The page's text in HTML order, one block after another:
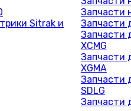
Sitrak и
Запчасти
Запчасти
Запчасти
XCMG
Запчасти
XGMA
Запчасти
SDLG
Запчасти